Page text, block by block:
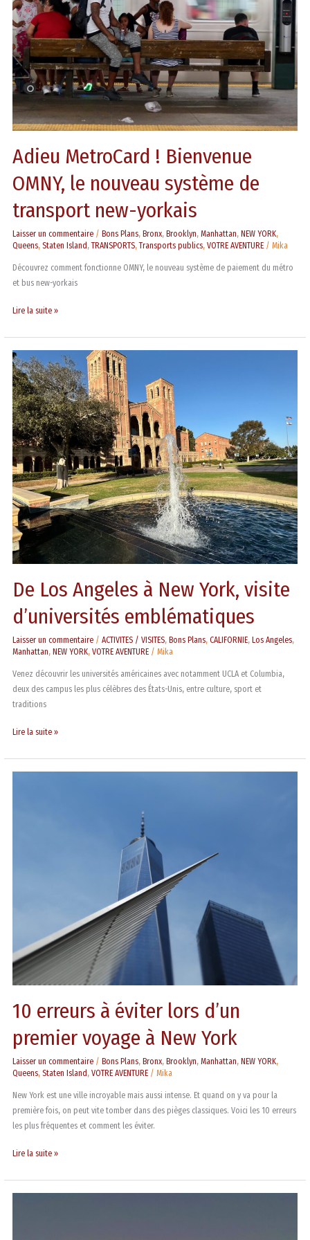
Adieu MetroCard ! Bienvenue
OMNY, le nouveau système de
transport new-yorkais
Laisser un commentaire /Bons Plans,Bronx,Brooklyn,Manhattan,NEW YORK,
Queens,Staten Island,TRANSPORTS,Transports publics,VOTRE AVENTURE /Mika
Découvrez comment fonctionne OMNY, le nouveau système de paiement du métro
et bus new-yorkais
nouveau
système
de
transport
new-
yorkais
Lire la suite »
De Los Angeles à New York, visite
d’universités emblématiques
Laisser un commentaire /ACTIVITES / VISITES,Bons Plans,CALIFORNIE,Los Angeles,
Manhattan,NEW YORK,VOTRE AVENTURE /Mika
Venez découvrir les universités américaines avec notamment UCLA et Columbia,
deux des campus les plus célèbres des États-Unis, entre culture, sport et
traditions
De
Los
Angeles
à
New
York,
visite
d’universités
emblématiques
Lire la suite »
10 erreurs à éviter lors d’un
premier voyage à New York
Laisser un commentaire /Bons Plans,Bronx,Brooklyn,Manhattan,NEW YORK,
Queens,Staten Island,VOTRE AVENTURE /Mika
New York est une ville incroyable mais aussi intense. Et quand on y va pour la
première fois, on peut vite tomber dans des pièges classiques. Voici les 10 erreurs
les plus fréquentes et comment les éviter.
Lire la suite »